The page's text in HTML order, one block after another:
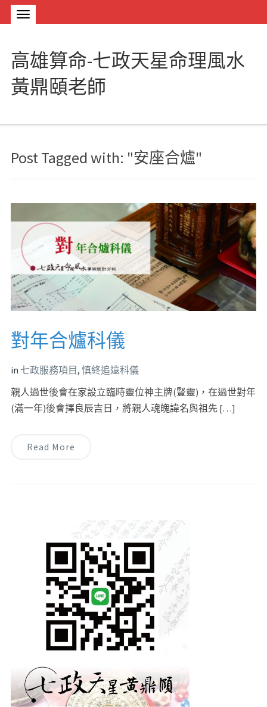
高雄算命-七政天星命理風水
黃鼎頤老師
Post Tagged with: "安座合爐"
對年合爐科儀
in 七政服務項目, 慎終追遠科儀
親人過世後會在家設立臨時靈位神主牌(豎靈)，在過世對年
(滿一年)後會擇良辰吉日，將親人魂魄諱名與祖先 […]
Read More